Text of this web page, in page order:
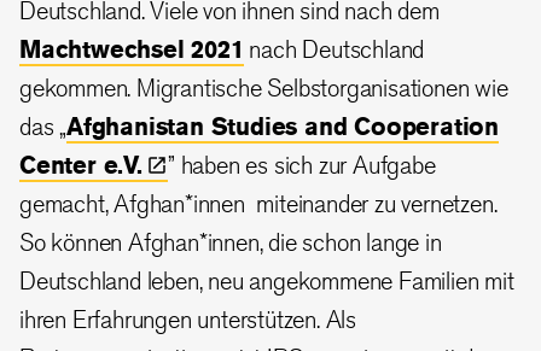
Deutschland. Viele von ihnen sind nach dem
Machtwechsel 2021 nach Deutschland
gekommen. Migrantische Selbstorganisationen wie
das „Afghanistan Studies and Cooperation
Center e.V.
” haben es sich zur Aufgabe
gemacht, Afghan*innen miteinander zu vernetzen.
So können Afghan*innen, die schon lange in
Deutschland leben, neu angekommene Familien mit
ihren Erfahrungen unterstützen. Als